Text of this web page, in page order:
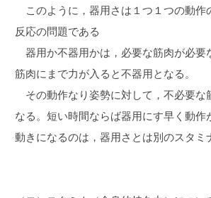
このように，器用さは１つ１つの動作
反応の問題である
器用か不器用かは，必要な筋肉が必要
筋肉にまで力が入ると不器用となる。
その動作なり姿勢に対して，不必要な
なる。短い時間ならば器用にす早く動
動きになるのは，器用さとは別のスタミ